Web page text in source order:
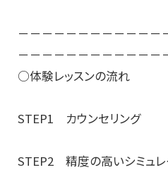
－－－－－－－－－－－－
－－－－－－－－－－－－
○体験レッスンの流れ
STEP1 カウンセリング
STEP2 精度の高いシミュレ